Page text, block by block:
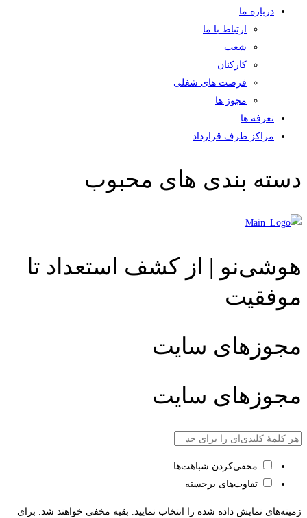
درباره ما
ارتباط با ما
شعب
کارکنان
فرصت های شغلی
مجوز ها
تعرفه ها
مراکز طرف قرارداد
دسته بندی های محبوب
هوشی‌نو | از کشف استعداد تا
موفقیت
مجوزهای سایت
مجوزهای سایت
مخفی‌کردن شباهت‌ها
تفاوت‌های برجسته
زمینه‌های نمایش داده شده را انتخاب نمایید. بقیه مخفی خواهند شد. برای